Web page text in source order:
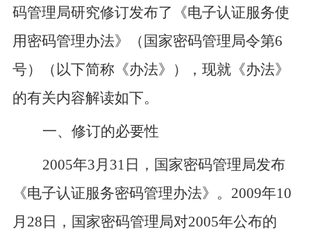
码管理局研究修订发布了《电子认证服务使
用密码管理办法》（国家密码管理局令第6
号）（以下简称《办法》），现就《办法》
的有关内容解读如下。
一、 修订的必要性
2005年3月 31 日，国家密码管理局发布
《电子认证服务密码管理办法》。 2009年10
月 28 日，国家密码管理局对2005年公布的